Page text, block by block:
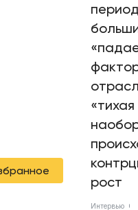
«тихая
рост
Интервью